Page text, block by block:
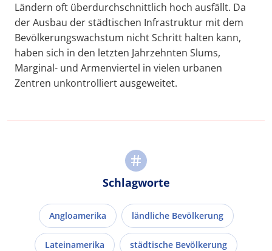
Ländern oft überdurchschnittlich hoch ausfällt. Da
der Ausbau der städtischen Infrastruktur mit dem
Bevölkerungswachstum nicht Schritt halten kann,
haben sich in den letzten Jahrzehnten Slums,
Marginal- und Armenviertel in vielen urbanen
Zentren unkontrolliert ausgeweitet.
Schlagworte
Angloamerika ländliche Bevölkerung
Lateinamerika städtische Bevölkerung